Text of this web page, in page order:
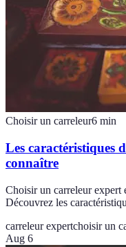
Choisir un carreleur6 min
Les caractéristiques
connaître
Choisir un carreleur expert
Découvrez les
carreleur expertchoisir un
Aug 6